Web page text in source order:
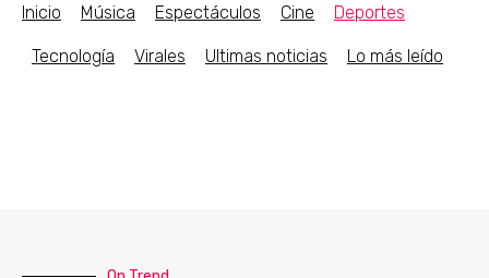
Inicio Música Espectáculos Cine Deportes
Tecnología Virales Ultimas noticias Lo más leído